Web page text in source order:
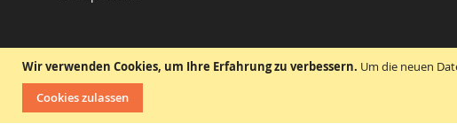
Wir verwenden Cookies, um Ihre Erfahrung zu verbessern. Um die neuen
Cookies zulassen
Wir haben uns auf den Vertrieb von Ersatzteilen und Zubehör